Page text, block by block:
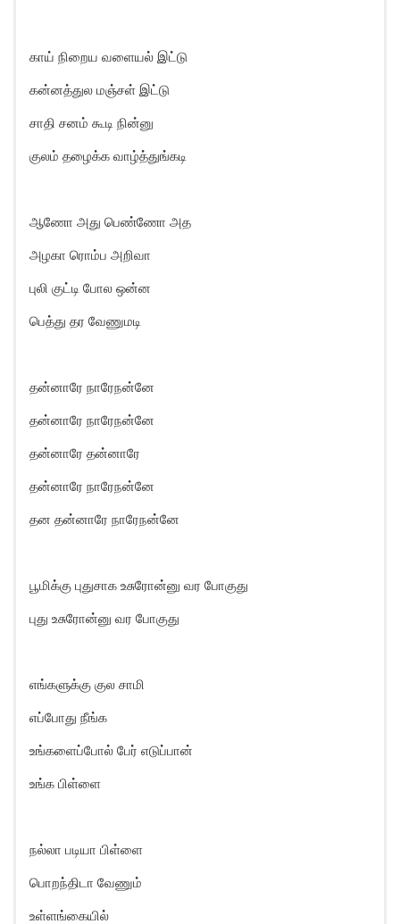
காய் நிறைய வளையல் இட்டு
கன்னத்துல மஞ்சள் இட்டு
சாதி சனம் கூடி நின்னு
குலம் தழைக்க வாழ்த்துங்கடி
ஆணோ அது பெண்ணோ அத
அழகா ரொம்ப அறிவா
புலி குட்டி போல ஒன்ன
பெத்து தர வேணுமடி
தன்னாரே நாரேநன்னே
தன்னாரே நாரேநன்னே
தன்னாரே தன்னாரே
தன்னாரே நாரேநன்னே
தன தன்னாரே நாரேநன்னே
பூமிக்கு புதுசாக உசுரோன்னு வர போகுது
புது உசுரோன்னு வர போகுது
எங்களுக்கு குல சாமி
எப்போது நீங்க
உங்களைப்போல் பேர் எடுப்பான்
உங்க பிள்ளை
நல்லா படியா பிள்ளை
பொறந்திடா வேணும்
உள்ளங்கையில்